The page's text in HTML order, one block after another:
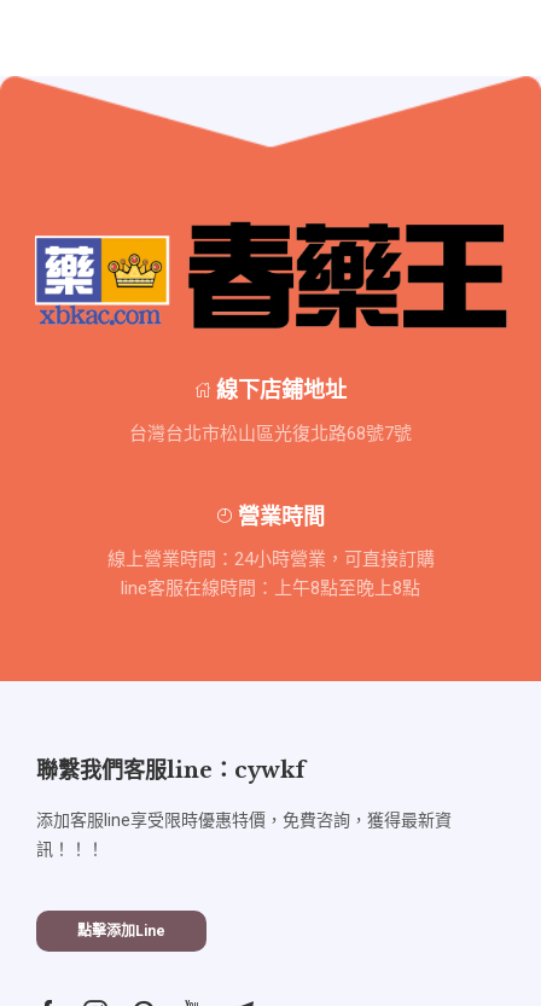
線下店鋪地址
台灣台北市松山區光復北路68號7號
營業時間
線上營業時間：24小時營業，可直接訂購
line客服在線時間：上午8點至晚上8點
聯繫我們客服line：cywkf
添加客服line享受限時優惠特價，免費咨詢，獲得最新資
訊！！！
點擊添加line